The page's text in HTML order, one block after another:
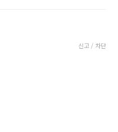
신고 / 차단